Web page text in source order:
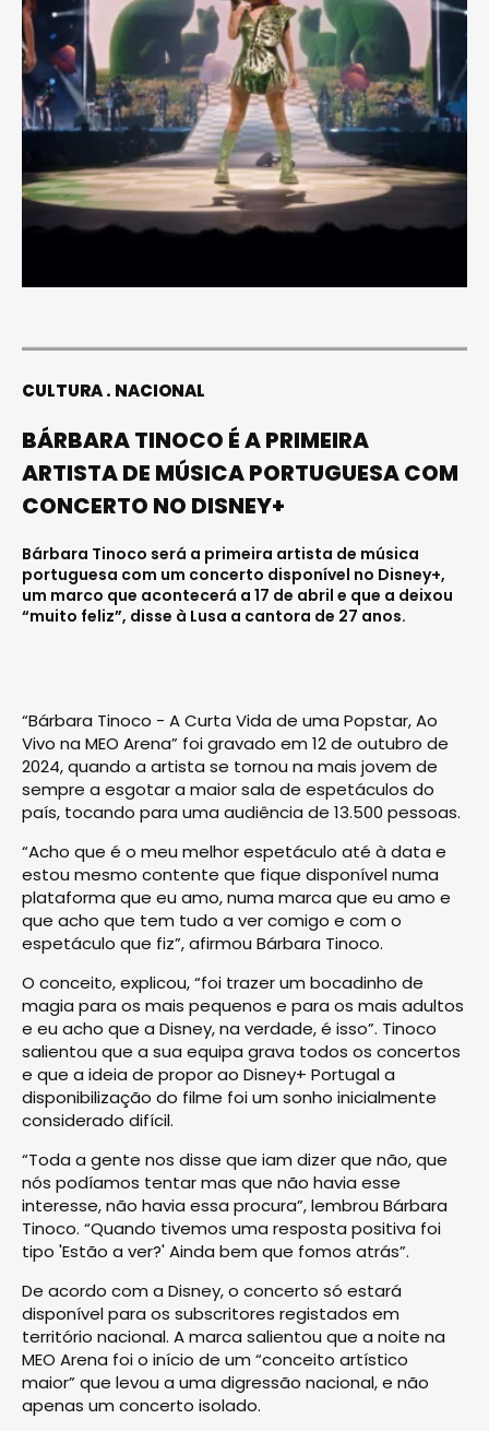
CULTURA NACIONAL
BÁRBARA TINOCO É A PRIMEIRA
ARTISTA DE MÚSICA PORTUGUESA COM
CONCERTO NO DISNEY+
Bárbara Tinoco será a primeira artista de música
portuguesa com um concerto disponível no Disney+,
um marco que acontecerá a 17 de abril e que a deixou
“muito feliz”, disse à Lusa a cantora de 27 anos.
“Bárbara Tinoco - A Curta Vida de uma Popstar, Ao
Vivo na MEO Arena” foi gravado em 12 de outubro de
2024, quando a artista se tornou na mais jovem de
sempre a esgotar a maior sala de espetáculos do
país, tocando para uma audiência de 13.500 pessoas.
“Acho que é o meu melhor espetáculo até à data e
estou mesmo contente que fique disponível numa
plataforma que eu amo, numa marca que eu amo e
que acho que tem tudo a ver comigo e com o
espetáculo que fiz”, afirmou Bárbara Tinoco.
O conceito, explicou, “foi trazer um bocadinho de
magia para os mais pequenos e para os mais adultos
e eu acho que a Disney, na verdade, é isso”. Tinoco
salientou que a sua equipa grava todos os concertos
e que a ideia de propor ao Disney+ Portugal a
disponibilização do filme foi um sonho inicialmente
considerado difícil.
“Toda a gente nos disse que iam dizer que não, que
nós podíamos tentar mas que não havia esse
interesse, não havia essa procura”, lembrou Bárbara
Tinoco. “Quando tivemos uma resposta positiva foi
tipo 'Estão a ver?' Ainda bem que fomos atrás”.
De acordo com a Disney, o concerto só estará
disponível para os subscritores registados em
território nacional. A marca salientou que a noite na
MEO Arena foi o início de um “conceito artístico
maior” que levou a uma digressão nacional, e não
apenas um concerto isolado.